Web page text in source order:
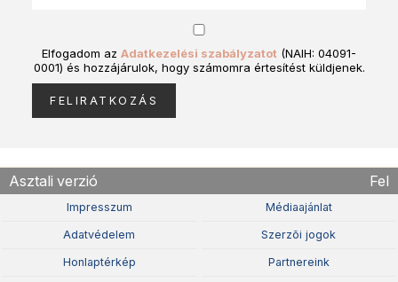
Elfogadom az Adatkezelési szabályzatot (NAIH: 04091-
0001) és hozzájárulok, hogy számomra értesítést küldjenek.
Asztali verzió Fel
Impresszum Médiaajánlat
Adatvédelem Szerzõi jogok
Honlaptérkép Partnereink